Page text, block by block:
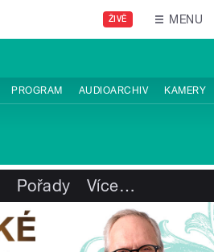
ŽIVĚ MENU
PROGRAM AUDIOARCHIV KAMERY
Pořady Více…